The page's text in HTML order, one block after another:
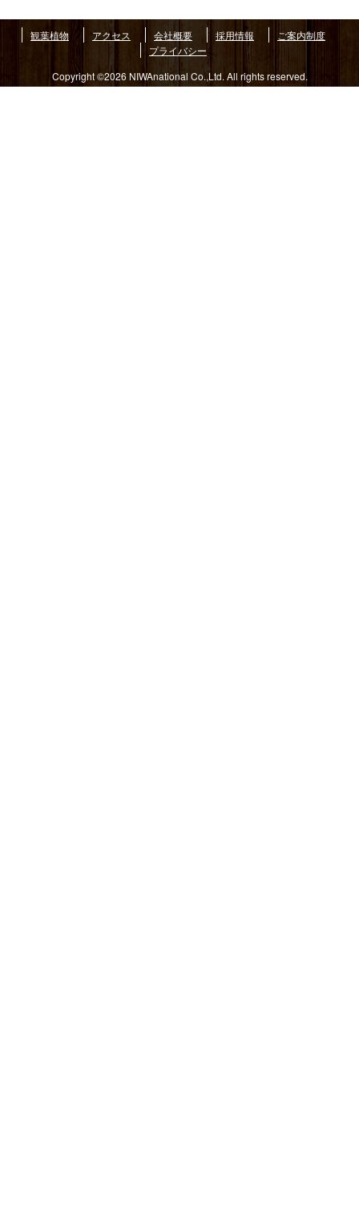
観葉植物 アクセス 会社概要 採用情報
ご案内制度
プライバシー
Copyright ©2026 NIWAnational Co.,Ltd. All rights reserved.